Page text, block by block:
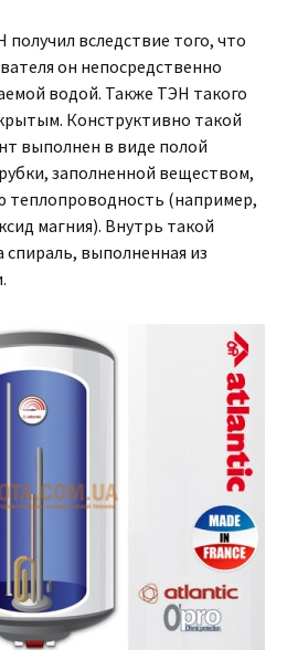
вследствие того, что
он непосредственно
водой. Также ТЭН такого
Конструктивно такой
выполнен в виде полой
заполненной веществом,
теплопроводность (например,
магния). Внутрь такой
спираль, выполненная из